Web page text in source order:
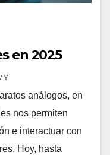
en 2025
análogos, en
nos permiten
e interactuar con
Hoy, hasta